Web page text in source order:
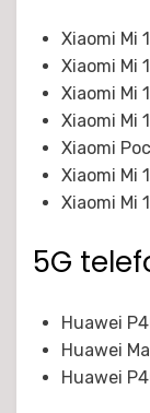
Xiaomi Mi
Xiaomi Mi
Xiaomi Mi
Xiaomi Mi
Xiaomi
Xiaomi Mi
Xiaomi Mi
5G
Huawei
Huawei
Huawei